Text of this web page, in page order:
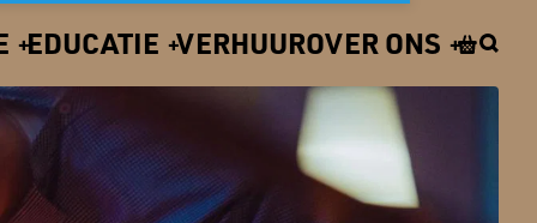
EDUCATIE VERHUUROVER ONS